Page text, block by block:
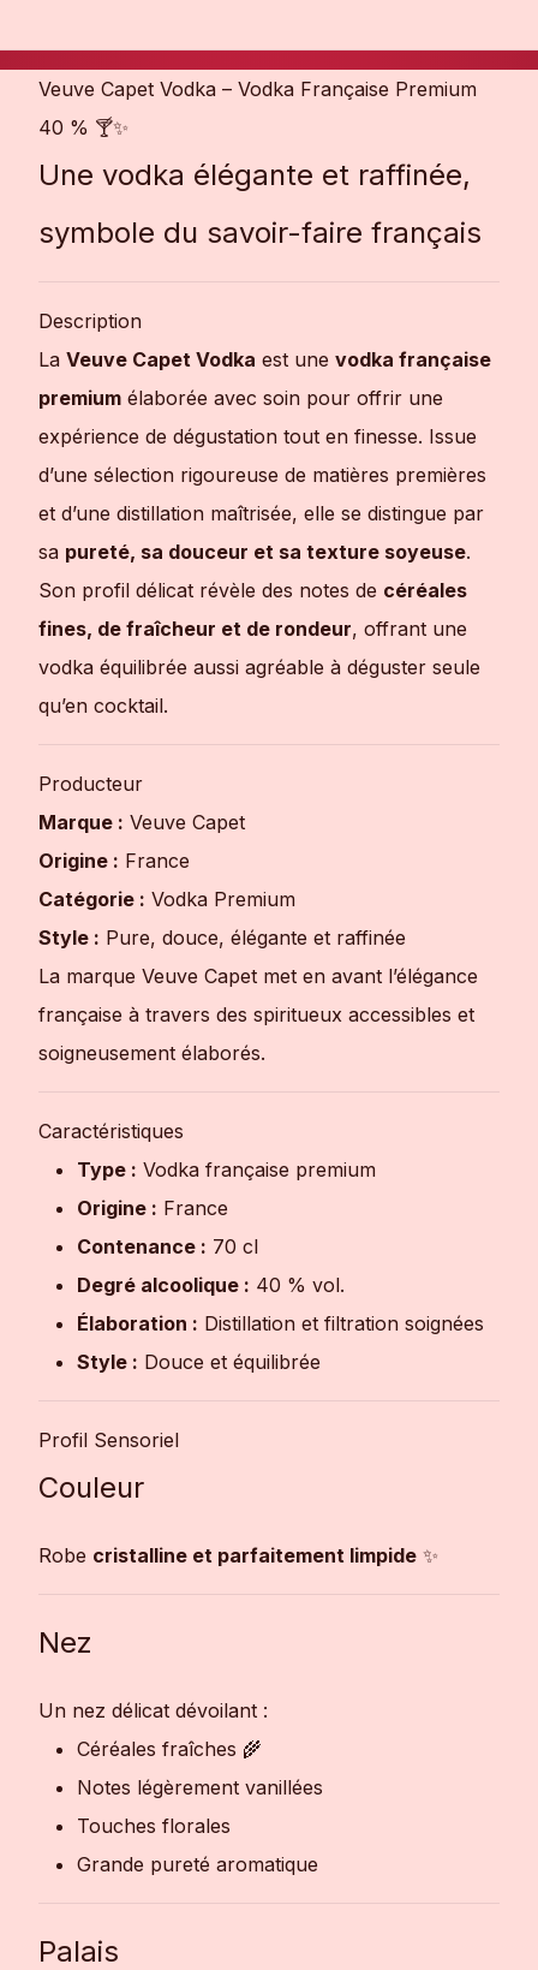
Veuve Capet Vodka – Vodka Française Premium
40 % 🍸✨
Une vodka élégante et raffinée,
symbole du savoir-faire français
Description
La Veuve Capet Vodka est une vodka française
premium élaborée avec soin pour offrir une
expérience de dégustation tout en finesse. Issue
d’une sélection rigoureuse de matières premières
et d’une distillation maîtrisée, elle se distingue par
sa pureté, sa douceur et sa texture soyeuse.
Son profil délicat révèle des notes de céréales
fines, de fraîcheur et de rondeur, offrant une
vodka équilibrée aussi agréable à déguster seule
qu’en cocktail.
Producteur
Marque : Veuve Capet
Origine : France
Catégorie : Vodka Premium
Style : Pure, douce, élégante et raffinée
La marque Veuve Capet met en avant l’élégance
française à travers des spiritueux accessibles et
soigneusement élaborés.
Caractéristiques
Type : Vodka française premium
Origine : France
Contenance : 70 cl
Degré alcoolique : 40 % vol.
Élaboration : Distillation et filtration soignées
Style : Douce et équilibrée
Profil Sensoriel
Couleur
Robe cristalline et parfaitement limpide ✨
Nez
Un nez délicat dévoilant :
Céréales fraîches 🌾
Notes légèrement vanillées
Touches florales
Grande pureté aromatique
Palais